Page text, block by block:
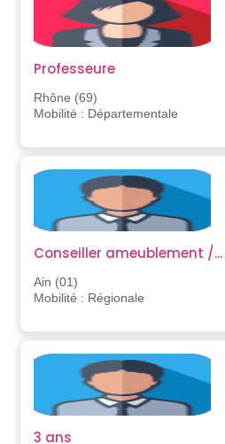
Professeure
Rhône (69)
Mobilité : Départementale
Conseiller ameublement /...
Ain (01)
Mobilité : Régionale
3 ans